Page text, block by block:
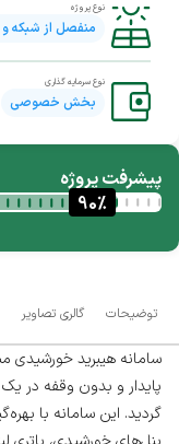
نوع پروژه
منفصل از شبکه و
نوع سرمایه گذاری
بخش خصوصی
پیشرفت پروژه
90%
توضیحات گالری تصاویر
پایدار و بدون وقفه در
گردید. این سامانه با